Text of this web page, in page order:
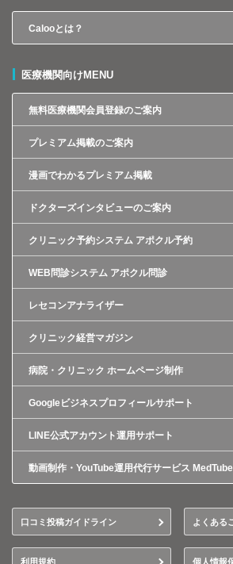
Calooとは？
医療機関向けMENU
無料医療機関会員登録のご案内
プレミアム掲載のご案内
漫画でわかるプレミアム掲載
ドクターズインタビューのご案内
クリニック予約システム アポクル予約
WEB問診システム アポクル問診
レセコンアナライザー
クリニック経営マガジン
病院・クリニック ホームページ制作
Googleビジネスプロフィールサポート
LINE公式アカウント運用サポート
動画制作・YouTube運用代行サービス MedTube
口コミ投稿ガイドライン よくある
利用規約 個人情報